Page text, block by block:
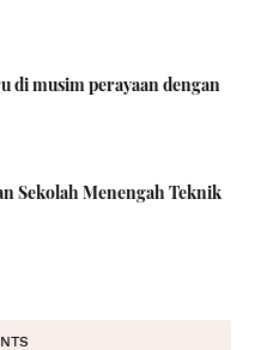
di musim perayaan dengan
Sekolah Menengah Teknik